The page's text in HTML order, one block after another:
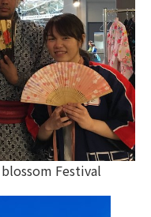
Festival